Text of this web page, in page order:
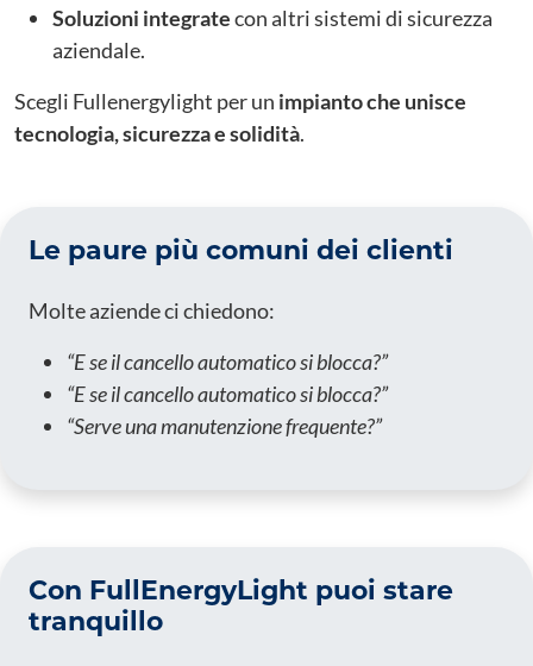
Soluzioni integratecon altri sistemi di sicurezza
aziendale.
Scegli Fullenergylight per un impianto che unisce
tecnologia, sicurezza e solidità.
Le paure più comuni dei clienti
Molte aziende ci chiedono:
“E se il cancello automatico si blocca?”
“E se il cancello automatico si blocca?”
“Serve una manutenzione frequente?”
Con FullEnergyLight puoi stare
tranquillo